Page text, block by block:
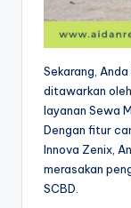
Sekarang,
ditawarkan
layanan Sewa
Dengan fitur
Innova Zenix,
merasakan
SCBD.